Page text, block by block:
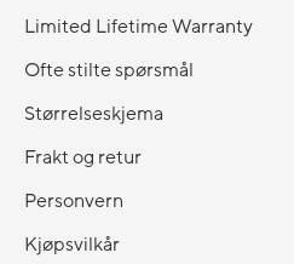
Limited Lifetime Warranty
Ofte stilte spørsmål
Størrelseskjema
Frakt og retur
Personvern
Kjøpsvilkår